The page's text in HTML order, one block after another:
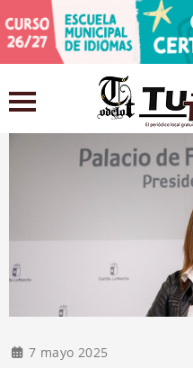
7 mayo 2025